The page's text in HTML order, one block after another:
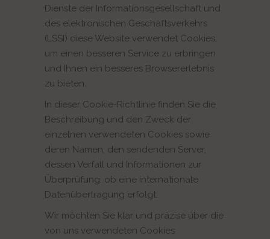
Dienste der Informationsgesellschaft und
des elektronischen Geschäftsverkehrs
(LSSI) diese Website verwendet Cookies,
um einen besseren Service zu erbringen
und Ihnen ein besseres Browsererlebnis
zu bieten.
In dieser Cookie-Richtlinie finden Sie die
Beschreibung und den Zweck der
einzelnen verwendeten Cookies sowie
deren Namen, den sendenden Server,
dessen Verfall und Informationen zur
Überprüfung, ob eine internationale
Datenübertragung erfolgt.
Wir möchten Sie klar und präzise über die
von uns verwendeten Cookies